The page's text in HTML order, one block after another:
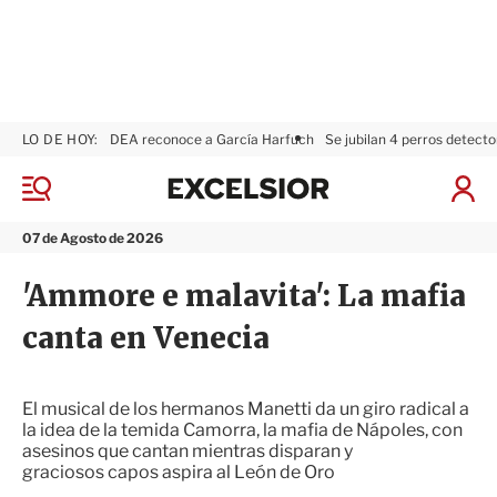
M
n
07 de Agosto de 2026
LO DE HOY: DEA reconoce a García Harfuch Se jubilan 4 perros
I
a
i
ó
x
i
'Ammore e malavita': La mafia
canta en Venecia
El musical de los hermanos Manetti da un giro radical a
la idea de la temida Camorra, la mafia de Nápoles, con
asesinos que cantan mientras disparan y
graciosos capos aspira al León de Oro